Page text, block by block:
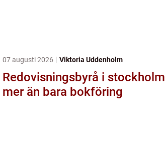
07 augusti 2026 Viktoria Uddenholm
Redovisningsbyrå i stockholm
mer än bara bokföring